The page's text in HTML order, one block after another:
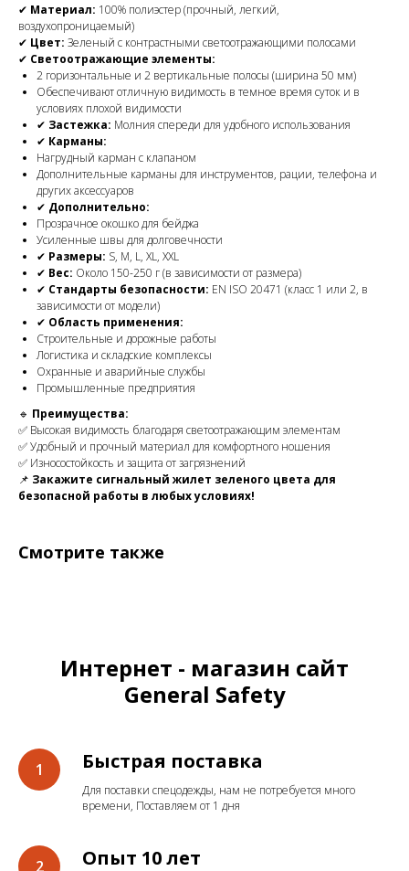
✔ Материал: 100% полиэстер (прочный, легкий,
воздухопроницаемый)
✔ Цвет: Зеленый с контрастными светоотражающими полосами
✔ Светоотражающие элементы:
2 горизонтальные и 2 вертикальные полосы (ширина 50 мм)
Обеспечивают отличную видимость в темное время суток и в
условиях плохой видимости
✔ Застежка: Молния спереди для удобного использования
✔ Карманы:
Нагрудный карман с клапаном
Дополнительные карманы для инструментов, рации, телефона и
других аксессуаров
✔ Дополнительно:
Прозрачное окошко для бейджа
Усиленные швы для долговечности
✔ Размеры: S, M, L, XL, XXL
✔ Вес: Около 150-250 г (в зависимости от размера)
✔ Стандарты безопасности: EN ISO 20471 (класс 1 или 2, в
зависимости от модели)
✔ Область применения:
Строительные и дорожные работы
Логистика и складские комплексы
Охранные и аварийные службы
Промышленные предприятия
🔹 Преимущества:
✅ Высокая видимость благодаря светоотражающим элементам
✅ Удобный и прочный материал для комфортного ношения
✅ Износостойкость и защита от загрязнений
📌 Закажите сигнальный жилет зеленого цвета для
безопасной работы в любых условиях!
Смотрите также
Интернет - магазин сайт
General Safety
Быстрая поставка
Для поставки спецодежды, нам не потребуется много
времени, Поставляем от 1 дня
Опыт 10 лет